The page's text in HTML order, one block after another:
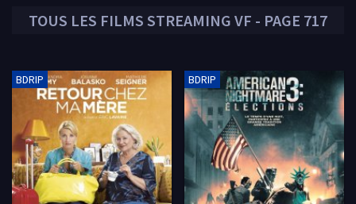
TOUS LES FILMS STREAMING VF - PAGE 717
BDRIP BDRIP